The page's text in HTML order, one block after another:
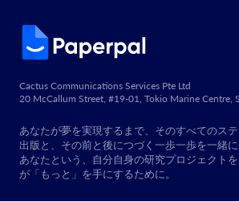
Cactus Communications Services Pte Ltd
20 McCallum Street, #19-01, Tokio Marine Centre,
あなたが夢を実現するまで、そのすべてのス
出版と、その前と後につづく一歩一歩を一緒に
あなたという、自分自身の研究プロジェクト
が「もっと」を手にするために。